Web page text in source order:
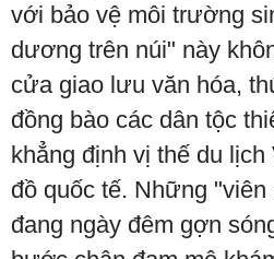
với bảo vệ môi trường
dương trên núi" này
cửa giao lưu văn hóa,
đồng bào các dân tộc
khẳng định vị thế du
đồ quốc tế. Những
đang ngày đêm gợn